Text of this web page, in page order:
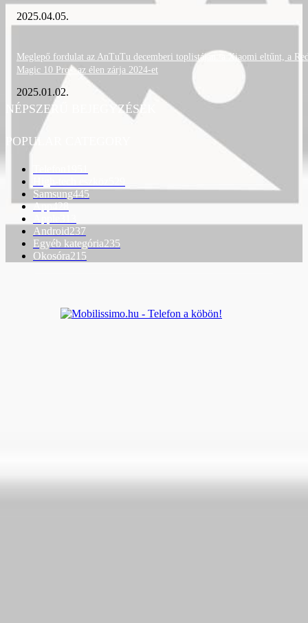
2025.04.05.
Meglepő fordulat az AnTuTu decemberi toplistáján: a Xiaomi eltűnt, a
Magic 10 Pro+ az élen zárja 2024-et
2025.01.02.
NÉPSZERŰ BEJEGYZÉSEK
POPULAR CATEGORY
Samsung445
App428
Android237
Egyéb kategória235
Okosóra215